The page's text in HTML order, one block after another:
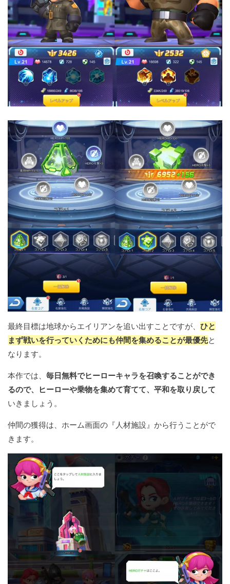
最終目標は地球からエイリアンを追い出すことですが、 ひと
まず戦いを行っていくためにも仲間を集めることが最優先と
なります。
本作では、 毎日無料でヒーローキャラを召喚することができ
るので、ヒーローや乗物を集めて育てて、平和を取り戻して
いきましょう。
仲間の獲得は、ホーム画面の『人材施設』から行うことがで
きます。